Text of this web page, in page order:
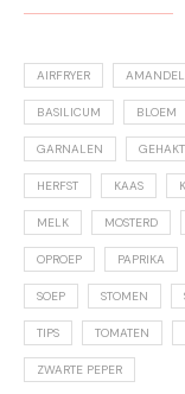
AIRFRYER
BASILICUM BLOEM
GARNALEN GEHAKT
HERFST KAAS
MELK MOSTERD
OPROEP PAPRIKA
SOEP STOMEN
TIPS TOMATEN
ZWARTE PEPER